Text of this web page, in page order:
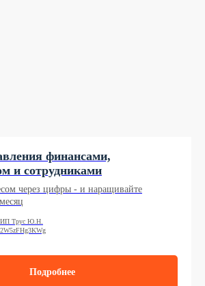
финансами,
и сотрудниками
через цифры - и наращивайте
ИП Трус Ю.Н.
Подробнее